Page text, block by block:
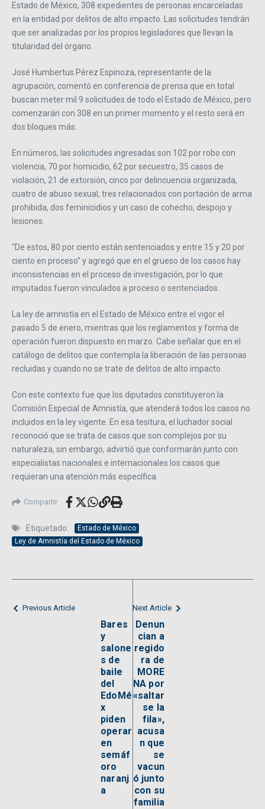
Estado de México, 308 expedientes de personas encarceladas
en la entidad por delitos de alto impacto. Las solicitudes tendrán
que ser analizadas por los propios legisladores que llevan la
titularidad del órgano.
José Humbertus Pérez Espinoza, representante de la
agrupación, comentó en conferencia de prensa que en total
buscan meter mil 9 solicitudes de todo el Estado de México, pero
comenzarán con 308 en un primer momento y el resto será en
dos bloques más.
En números, las solicitudes ingresadas son 102 por robo con
violencia, 70 por homicidio, 62 por secuestro, 35 casos de
violación, 21 de extorsión, cinco por delincuencia organizada,
cuatro de abuso sexual, tres relacionados con portación de arma
prohibida, dos feminicidios y un caso de cohecho, despojo y
lesiones.
“De estos, 80 por ciento están sentenciados y entre 15 y 20 por
ciento en proceso” y agregó que en el grueso de los casos hay
inconsistencias en el proceso de investigación, por lo que
imputados fueron vinculados a proceso o sentenciados.
La ley de amnistía en el Estado de México entre el vigor el
pasado 5 de enero, mientras que los reglamentos y forma de
operación fueron dispuesto en marzo. Cabe señalar que en el
catálogo de delitos que contempla la liberación de las personas
recluidas y cuando no se trate de delitos de alto impacto.
Con este contexto fue que los diputados constituyeron la
Comisión Especial de Amnistía, que atenderá todos los casos no
incluidos en la ley vigente. En esa tesitura, el luchador social
reconoció que se trata de casos que son complejos por su
naturaleza, sin embargo, advirtió que conformarán junto con
especialistas nacionales e internacionales los casos que
requieran una atención más específica.
Compartir
Etiquetado:
Estado de México
Ley de Amnistía del Estado de México
Previous Article
Bares
y
salone
s de
baile
del
EdoMé
x
piden
operar
en
semáf
oro
naranj
a
Next Article
Denun
cian a
regido
ra de
MORE
NA por
«saltar
se la
fila»,
acusa
n que
se
vacun
ó junto
con su
familia